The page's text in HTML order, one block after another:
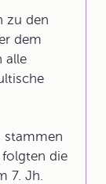
zu den
dem
alle
stammen
die
7. Jh.